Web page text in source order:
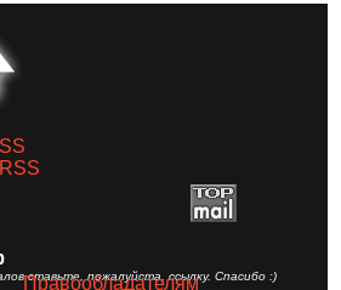
ставьте, пожалуйста, ссылку. Спасибо :)
Правообладателям